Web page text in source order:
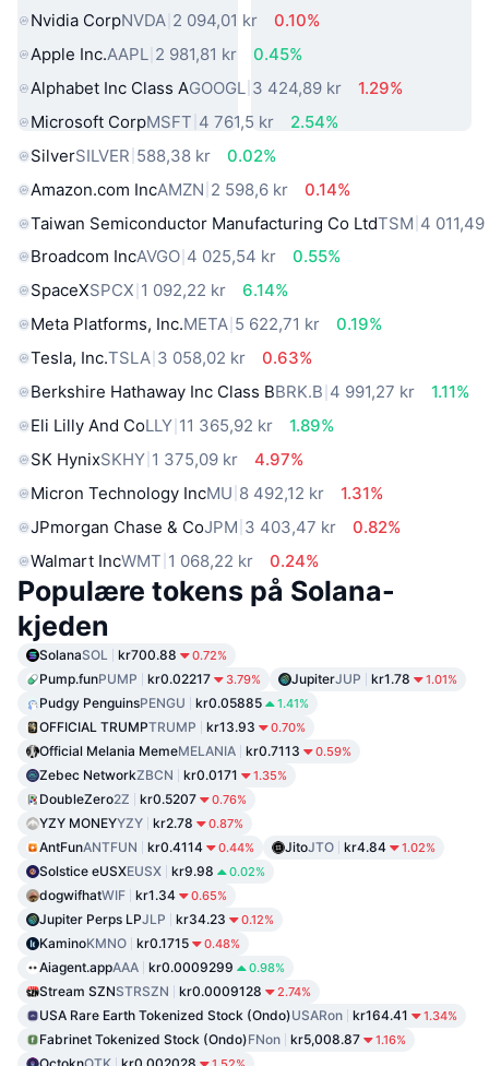
Nvidia CorpNVDA 2 094,01 kr
0.10%
Apple Inc.AAPL 2 981,81 kr
0.45%
Alphabet Inc Class AGOOGL 3 424,89 kr
1.29%
Microsoft CorpMSFT 4 761,5 kr
2.54%
SilverSILVER 588,38 kr
0.02%
Amazon.com IncAMZN 2 598,6 kr
0.14%
Taiwan Semiconductor Manufacturing Co LtdTSM 4
Broadcom IncAVGO 4 025,54 kr
0.55%
SpaceXSPCX 1 092,22 kr
6.14%
Meta Platforms, Inc.META 5 622,71 kr
0.19%
Tesla, Inc.TSLA 3 058,02 kr
0.63%
Berkshire Hathaway Inc Class BBRK.B 4 991,27 kr
1.11%
Eli Lilly And CoLLY 11 365,92 kr
1.89%
SK HynixSKHY 1 375,09 kr
4.97%
Micron Technology IncMU 8 492,12 kr
1.31%
JPmorgan Chase & CoJPM 3 403,47 kr
0.82%
Walmart IncWMT 1 068,22 kr 0.24%
Populære tokens på Solana-
kjeden
SolanaSOL kr700.88 0.72%
Pump.funPUMP kr0.02217 3.79% JupiterJUP kr1.78 1.01%
Pudgy PenguinsPENGU kr0.05885 1.41%
OFFICIAL TRUMPTRUMP kr13.93 0.70%
Official Melania MemeMELANIA kr0.7113 0.59%
Zebec NetworkZBCN kr0.0171 1.35%
DoubleZero2Z kr0.5207 0.76%
YZY MONEYYZY kr2.78 0.87%
AntFunANTFUN kr0.4114 0.44% JitoJTO kr4.84 1.02%
Solstice eUSXEUSX kr9.98 0.02%
dogwifhatWIF kr1.34 0.65%
Jupiter Perps LPJLP kr34.23 0.12%
KaminoKMNO kr0.1715 0.48%
Aiagent.appAAA kr0.0009299 0.98%
Stream SZNSTRSZN kr0.0009128 2.74%
USA Rare Earth Tokenized Stock (Ondo)USARon kr164.41 1.34%
Fabrinet Tokenized Stock (Ondo)FNon kr5,008.87 1.16%